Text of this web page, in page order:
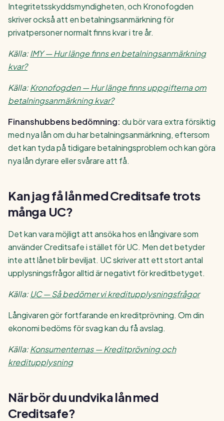
Integritetsskyddsmyndigheten, och Kronofogden
skriver också att en betalningsanmärkning för
privatpersoner normalt finns kvar i tre år.
Källa:IMY — Hur länge finns en betalningsanmärkning
kvar?
Källa:Kronofogden — Hur länge finns uppgifterna om
betalningsanmärkning kvar?
Finanshubbens bedömning: du bör vara extra försiktig
med nya lån om du har betalningsanmärkning, eftersom
det kan tyda på tidigare betalningsproblem och kan göra
nya lån dyrare eller svårare att få.
Kan jag få lån med Creditsafe trots
många UC?
Det kan vara möjligt att ansöka hos en långivare som
använder Creditsafe i stället för UC. Men det betyder
inte att lånet blir beviljat. UC skriver att ett stort antal
upplysningsfrågor alltid är negativt för kreditbetyget.
Källa: UC — Så bedömer vi kreditupplysningsfrågor
Långivaren gör fortfarande en kreditprövning. Om din
ekonomi bedöms för svag kan du få avslag.
Källa:Konsumenternas — Kreditprövning och
kreditupplysning
När bör du undvika lån med
Creditsafe?